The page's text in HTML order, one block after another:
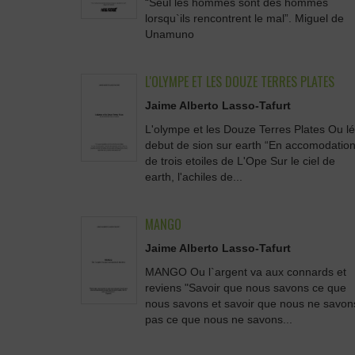
lorsqu`ils rencontrent le mal”. Miguel de
Unamuno
L'OLYMPE ET LES DOUZE TERRES PLATES
Jaime Alberto Lasso-Tafurt
L'olympe et les Douze Terres Plates Ou lé
debut de sion sur earth “En accomodation
de trois etoiles de L'Ope Sur le ciel de
earth, l'achiles de...
MANGO
Jaime Alberto Lasso-Tafurt
MANGO Ou l`argent va aux connards et
reviens "Savoir que nous savons ce que
nous savons et savoir que nous ne
pas ce que nous ne savons...